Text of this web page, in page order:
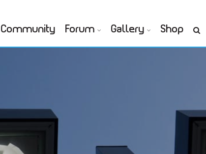
Community Forum Gallery Shop